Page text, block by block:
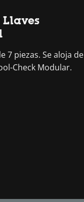
Llaves
7 piezas. Se aloja de
Check Modular.